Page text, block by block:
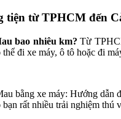
tiện từ TPHCM đến
bao nhiêu km? Từ
đi xe máy, ô tô hoặc đi
rất nhiều trải nghiệm thú